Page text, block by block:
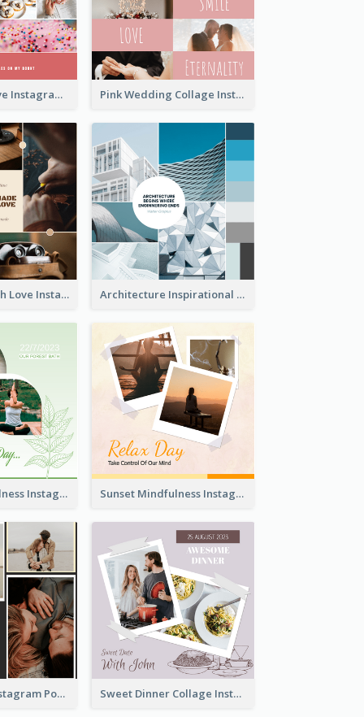
Donuts And Love Instagram Post Pink Wedding Collage Instagram Post
Handmade With Love Instagram Post Architecture Inspirational Quote Instagram Post
Nature Mindfulness Instagram Post Sunset Mindfulness Instagram Post
To Be Loved Instagram Post Sweet Dinner Collage Instagram Post